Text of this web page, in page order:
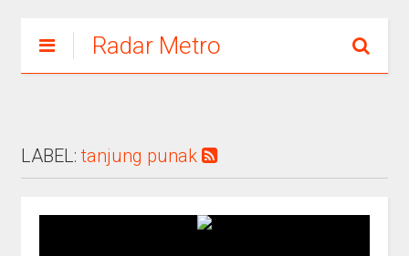
Radar Metro
LABEL:tanjung punak